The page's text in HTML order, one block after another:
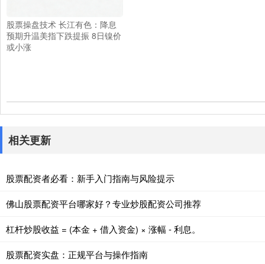
股票操盘技术 长江有色：降息
预期升温美指下跌提振 8日镍价
或小涨
相关更新
股票配资者必看：新手入门指南与风险提示
佛山股票配资平台哪家好？专业炒股配资公司推荐
杠杆炒股收益 = (本金 + 借入资金) × 涨幅 - 利息。
股票配资实盘：正规平台与操作指南